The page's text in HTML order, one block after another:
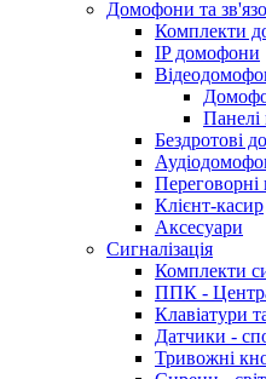
Домофони та
Комплекти
IP домофони
Панелі
Бездротові
Переговорні
Клієнт-касир
Аксесуари
Сигналізація
Комплекти
ППК -
Клавіатури
Датчики -
Тривожні